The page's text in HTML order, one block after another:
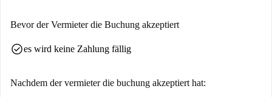
Bevor der Vermieter die Buchung akzeptiert
check_circlees wird keine Zahlung fällig
Nachdem der vermieter die buchung akzeptiert hat: